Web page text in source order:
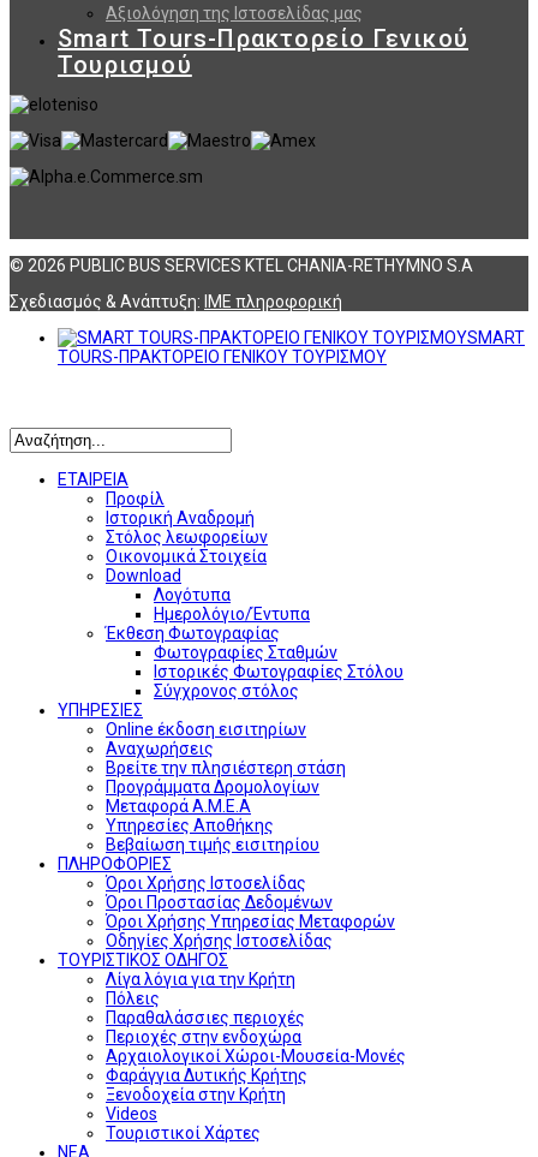
Αξιολόγηση της Ιστοσελίδας μας
Smart Tours-Πρακτορείο Γενικού
Τουρισμού
© 2026 PUBLIC BUS SERVICES KTEL CHANIA-RETHYMNO S.A
Σχεδιασμός & Ανάπτυξη: ΙΜΕ πληροφορική
SMART
TOURS-ΠΡΑΚΤΟΡΕΙΟ ΓΕΝΙΚΟΥ ΤΟΥΡΙΣΜΟΥ
ΕΤΑΙΡΕΙΑ
Προφίλ
Ιστορική Αναδρομή
Στόλος λεωφορείων
Οικονομικά Στοιχεία
Download
Λογότυπα
Ημερολόγιο/Έντυπα
Έκθεση Φωτογραφίας
Φωτογραφίες Σταθμών
Ιστορικές Φωτογραφίες Στόλου
Σύγχρονος στόλος
ΥΠΗΡΕΣΙΕΣ
Online έκδοση εισιτηρίων
Αναχωρήσεις
Βρείτε την πλησιέστερη στάση
Προγράμματα Δρομολογίων
Μεταφορά Α.Μ.Ε.Α
Υπηρεσίες Αποθήκης
Βεβαίωση τιμής εισιτηρίου
ΠΛΗΡΟΦΟΡΙΕΣ
Όροι Χρήσης Ιστοσελίδας
Όροι Προστασίας Δεδομένων
Όροι Χρήσης Υπηρεσίας Μεταφορών
Οδηγίες Χρήσης Ιστοσελίδας
ΤΟΥΡΙΣΤΙΚΟΣ ΟΔΗΓΟΣ
Λίγα λόγια για την Κρήτη
Πόλεις
Παραθαλάσσιες περιοχές
Περιοχές στην ενδοχώρα
Αρχαιολογικοί Χώροι-Μουσεία-Μονές
Φαράγγια Δυτικής Κρήτης
Ξενοδοχεία στην Κρήτη
Videos
Τουριστικοί Χάρτες
ΝΕΑ